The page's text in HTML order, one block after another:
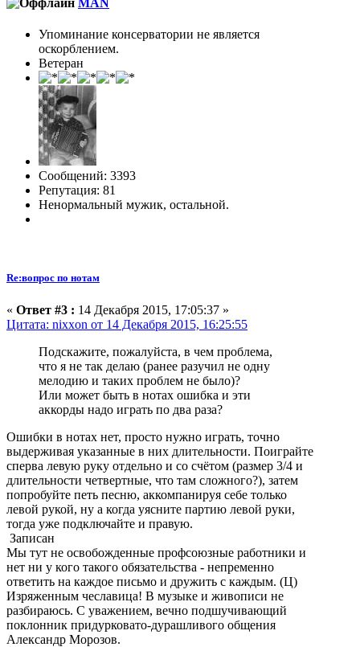
MAN
Упоминание консерватории не является
оскорблением.
Ветеран
Сообщений: 3393
Репутация: 81
Ненормальный мужик, остальной.
Re:вопрос по нотам
« Ответ #3 : 14 Декабря 2015, 17:05:37 »
Цитата: nixxon от 14 Декабря 2015, 16:25:55
Подскажите, пожалуйста, в чем проблема,
что я не так делаю (ранее разучил не одну
мелодию и таких проблем не было)?
Или может быть в нотах ошибка и эти
аккорды надо играть по два раза?
Ошибки в нотах нет, просто нужно играть, точно
выдерживая указанные в них длительности. Поиграйте
сперва левую руку отдельно и со счётом (размер 3/4 и
длительности четвертные, что там сложного?), затем
попробуйте петь песню, аккомпанируя себе только
левой рукой, ну а когда уясните партию левой руки,
тогда уже подключайте и правую.
Записан
Мы тут не освобожденные профсоюзные работники и
нет ни у кого такого обязательства - непременно
ответить на каждое письмо и дружить с каждым. (Ц)
Изряженным чеславица! В музыке и живописи не
разбираюсь. С уважением, вечно подшучивающий
поклонник придурковато-дурашливого общения
Александр Морозов.